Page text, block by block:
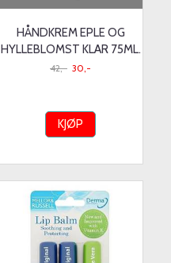
HÅNDKREM EPLE OG
HYLLEBLOMST KLAR 75ML.
42,- 30,-
KJØP